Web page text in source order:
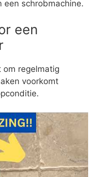
een schrobmachine.
een
om regelmatig
voorkomt